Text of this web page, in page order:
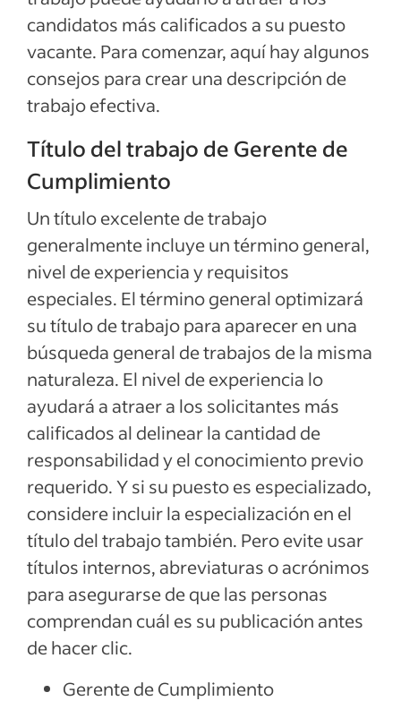
Ejemplos de descripciones del empleo
Ver más
candidatos más calificados a su puesto
vacante. Para comenzar, aquí hay algunos
consejos para crear una descripción de
trabajo efectiva.
Título del trabajo de Gerente de
Cumplimiento
Un título excelente de trabajo
generalmente incluye un término general,
nivel de experiencia y requisitos
especiales. El término general optimizará
su título de trabajo para aparecer en una
búsqueda general de trabajos de la misma
naturaleza. El nivel de experiencia lo
ayudará a atraer a los solicitantes más
calificados al delinear la cantidad de
responsabilidad y el conocimiento previo
requerido. Y si su puesto es especializado,
considere incluir la especialización en el
título del trabajo también. Pero evite usar
títulos internos, abreviaturas o acrónimos
para asegurarse de que las personas
comprendan cuál es su publicación antes
de hacer clic.
Gerente de Cumplimiento